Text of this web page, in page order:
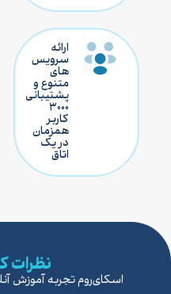
ارائه
سرویس
های
متنوع و
پشتیبانی
۳۰۰۰
کاربر
همزمان
در یک
اتاق
نظرات
اسکای‌روم تجربه آموزش